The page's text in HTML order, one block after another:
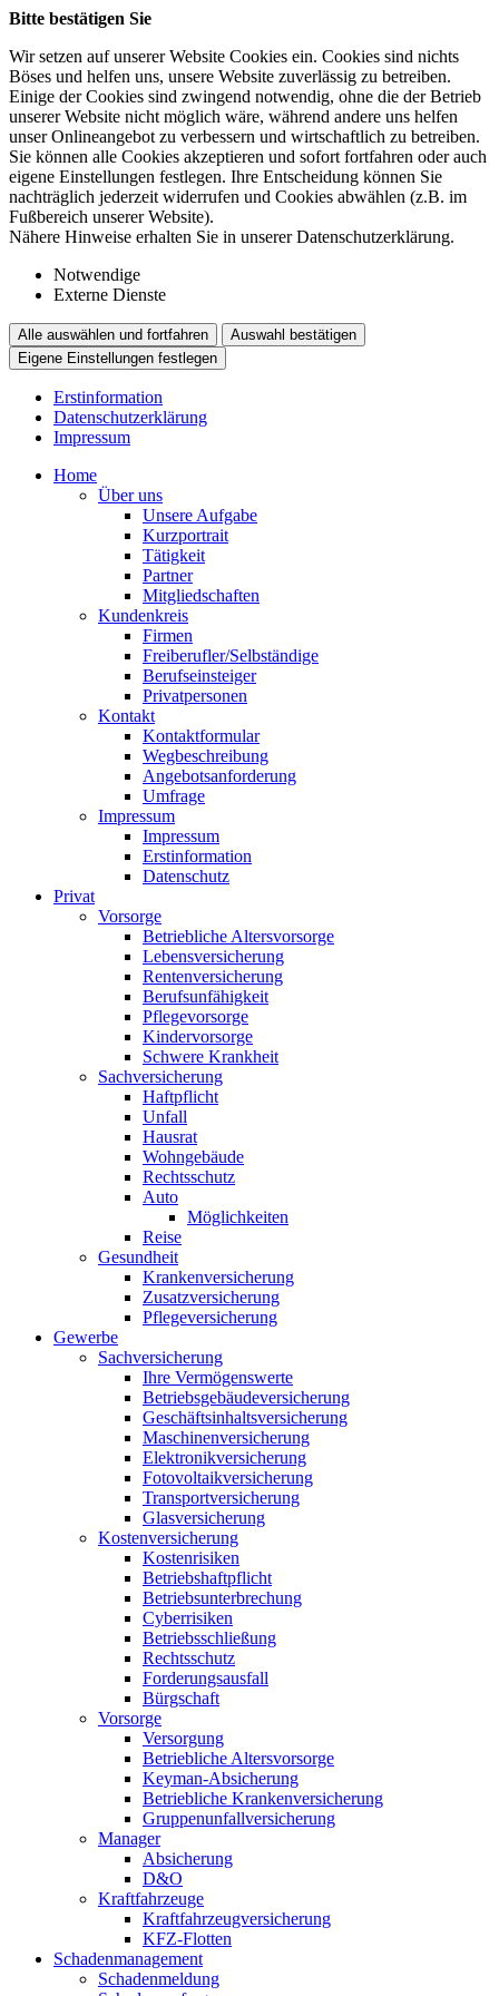
Bitte bestätigen Sie
Wir setzen auf unserer Website Cookies ein. Cookies sind nichts
Böses und helfen uns, unsere Website zuverlässig zu betreiben.
Einige der Cookies sind zwingend notwendig, ohne die der Betrieb
unserer Website nicht möglich wäre, während andere uns helfen
unser Onlineangebot zu verbessern und wirtschaftlich zu betreiben.
Sie können alle Cookies akzeptieren und sofort fortfahren oder auch
eigene Einstellungen festlegen. Ihre Entscheidung können Sie
nachträglich jederzeit widerrufen und Cookies abwählen (z.B. im
Fußbereich unserer Website).
Nähere Hinweise erhalten Sie in unserer Datenschutzerklärung.
Notwendige
Externe Dienste
Alle auswählen und fortfahren
Auswahl bestätigen
Eigene Einstellungen festlegen
Erstinformation
Datenschutzerklärung
Impressum
Home
Über uns
Unsere Aufgabe
Kurzportrait
Tätigkeit
Partner
Mitgliedschaften
Kundenkreis
Firmen
Freiberufler/Selbständige
Berufseinsteiger
Privatpersonen
Kontakt
Kontaktformular
Wegbeschreibung
Angebotsanforderung
Umfrage
Impressum
Impressum
Erstinformation
Datenschutz
Privat
Vorsorge
Betriebliche Altersvorsorge
Lebensversicherung
Rentenversicherung
Berufsunfähigkeit
Pflegevorsorge
Kindervorsorge
Schwere Krankheit
Sachversicherung
Haftpflicht
Unfall
Hausrat
Wohngebäude
Rechtsschutz
Auto
Möglichkeiten
Reise
Gesundheit
Krankenversicherung
Zusatzversicherung
Pflegeversicherung
Gewerbe
Sachversicherung
Ihre Vermögenswerte
Betriebsgebäudeversicherung
Geschäftsinhaltsversicherung
Maschinenversicherung
Elektronikversicherung
Fotovoltaikversicherung
Transportversicherung
Glasversicherung
Kostenversicherung
Kostenrisiken
Betriebshaftpflicht
Betriebsunterbrechung
Cyberrisiken
Betriebsschließung
Rechtsschutz
Forderungsausfall
Bürgschaft
Vorsorge
Versorgung
Betriebliche Altersvorsorge
Keyman-Absicherung
Betriebliche Krankenversicherung
Gruppenunfallversicherung
Manager
Absicherung
D&O
Kraftfahrzeuge
Kraftfahrzeugversicherung
KFZ-Flotten
Schadenmanagement
Schadenmeldung